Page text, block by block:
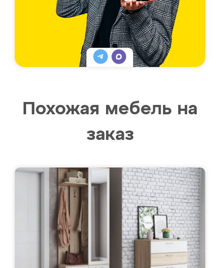
Похожая мебель на
заказ